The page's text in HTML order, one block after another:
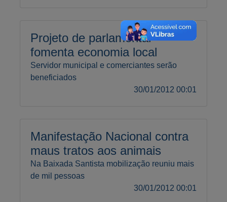
Projeto de parlamentar
fomenta economia local
Servidor municipal e comerciantes serão
beneficiados
30/01/2012 00:01
Manifestação Nacional contra
maus tratos aos animais
Na Baixada Santista mobilização reuniu mais
de mil pessoas
30/01/2012 00:01